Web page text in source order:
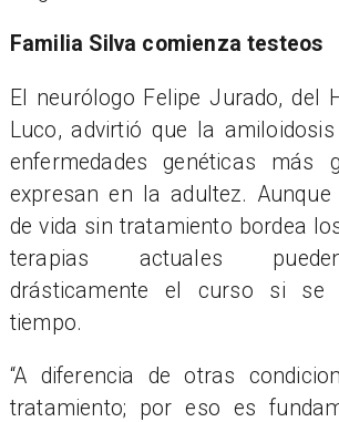
Familia Silva comienza testeos
El neurólogo Felipe Jurado, del
Luco, advirtió que la
enfermedades genéticas más
expresan en la adultez. Aunque
de vida sin tratamiento bordea
terapias actuales
drásticamente el curso si se
tiempo.
“A diferencia de otras
tratamiento; por eso es